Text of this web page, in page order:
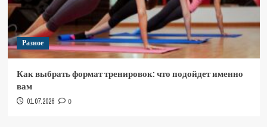
Разное
Как выбрать формат тренировок: что подойдет именно
вам
01.07.2026 0